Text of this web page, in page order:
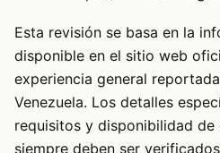
Esta revisión se basa en la
disponible en el sitio web
experiencia general
Venezuela. Los detalles
requisitos y disponibilidad
siempre deben ser